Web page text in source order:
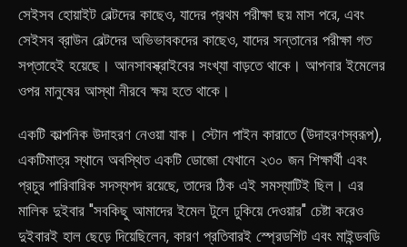
সেইসব হোয়াইট বেল্টদের কাছেও, যাদের প্রথম পরীক্ষা ছয় মাস পরে, এবং
সেইসব ব্রাউন বেল্টদের অভিভাবকদের কাছেও, যাদের সন্তানের পরীক্ষা গত
সপ্তাহেই হয়েছে। আনসাবস্ক্রাইবের সংখ্যা বাড়তে থাকে। আপনার ইমেলের
ওপর মানুষের আস্থা নীরবে ক্ষয় হতে থাকে।
একটি কাল্পনিক উদাহরণ নেওয়া যাক। স্টোন পাইন কারাতে (উদাহরণস্বরূপ),
একটিমাত্র স্থানে অবস্থিত একটি ডোজো যেখানে ২৩০ জন শিক্ষার্থী এবং
প্রচুর পারিবারিক সদস্যপদ রয়েছে, তাদের ঠিক এই সমস্যাটিই ছিল। এর
মালিক দুইবার "সবকিছু আমাদের ইমেল টুলে ঢুকিয়ে দেওয়ার" চেষ্টা করেও
দুইবারই হাল ছেড়ে দিয়েছিলেন, কারণ প্রতিবারই স্প্রেডশিট এবং মাইন্ডবডি